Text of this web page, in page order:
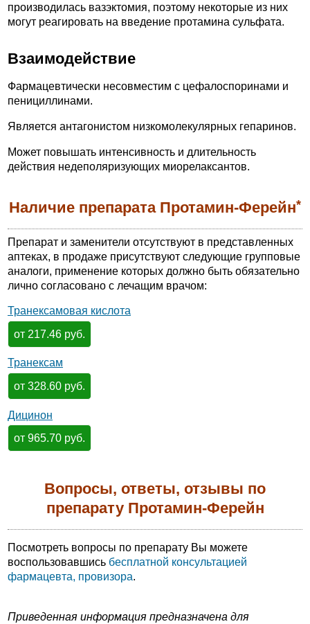
производилась вазэктомия, поэтому некоторые из них
могут реагировать на введение протамина сульфата.
Взаимодействие
Фармацевтически несовместим с цефалоспоринами и
пенициллинами.
Является антагонистом низкомолекулярных гепаринов.
Может повышать интенсивность и длительность
действия недеполяризующих миорелаксантов.
Наличие препарата Протамин-Ферейн*
Препарат и заменители отсутствуют в представленных
аптеках, в продаже присутствуют следующие групповые
аналоги, применение которых должно быть обязательно
лично согласовано с лечащим врачом:
Транексамовая кислота
от 217.46 руб.
Транексам
от 328.60 руб.
Дицинон
от 965.70 руб.
Вопросы, ответы, отзывы по
препарату Протамин-Ферейн
Посмотреть вопросы по препарату Вы можете
воспользовавшись бесплатной консультацией
фармацевта, провизора.
Приведенная информация предназначена для